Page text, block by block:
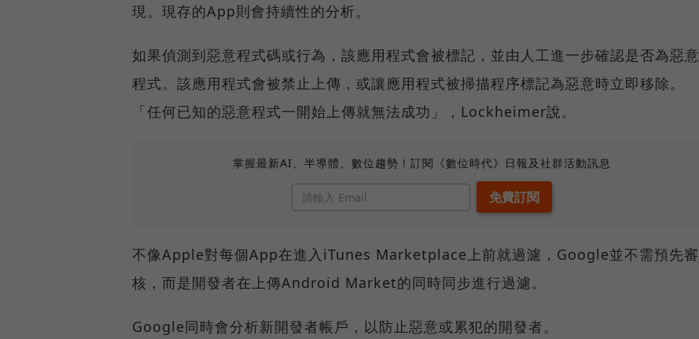
現。現存的App則會持續性的分析。
如果偵測到惡意程式碼或行為，該應用程式會被標記，並由人工進一步確認是否為惡意
程式。該應用程式會被禁止上傳，或讓應用程式被掃描程序標記為惡意時立即移除。
「任何已知的惡意程式一開始上傳就無法成功」，Lockheimer說。
掌握最新AI、半導體、數位趨勢！訂閱《數位時代》日報及社群活動訊息
不像Apple對每個App在進入iTunes Marketplace上前就過濾，Google並不需預先審
核，而是開發者在上傳Android Market的同時同步進行過濾。
Google同時會分析新開發者帳戶，以防止惡意或累犯的開發者。